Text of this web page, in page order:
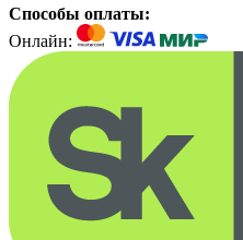
Способы оплаты:
Онлайн: